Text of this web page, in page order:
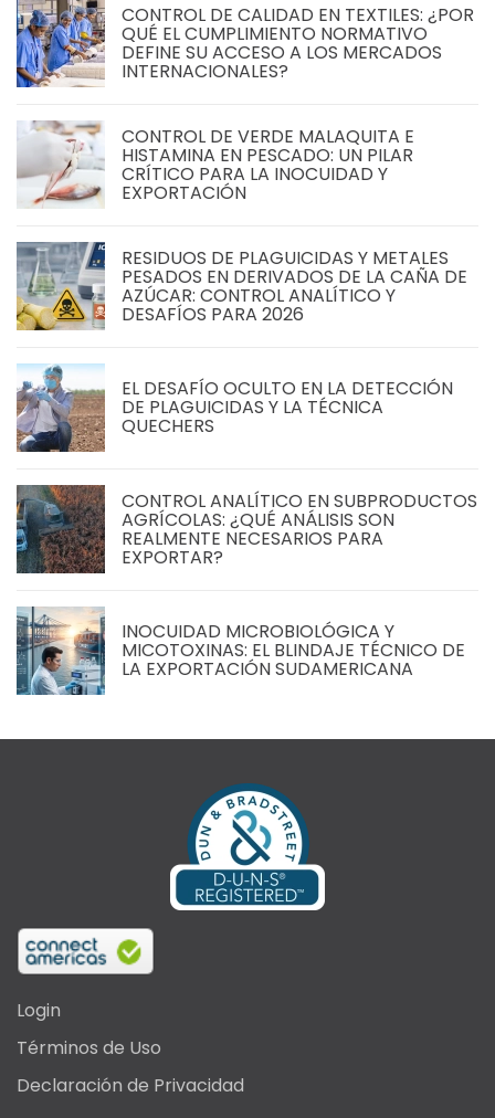
CONTROL DE CALIDAD EN TEXTILES: ¿POR
QUÉ EL CUMPLIMIENTO NORMATIVO
DEFINE SU ACCESO A LOS MERCADOS
INTERNACIONALES?
CONTROL DE VERDE MALAQUITA E
HISTAMINA EN PESCADO: UN PILAR
CRÍTICO PARA LA INOCUIDAD Y
EXPORTACIÓN
RESIDUOS DE PLAGUICIDAS Y METALES
PESADOS EN DERIVADOS DE LA CAÑA DE
AZÚCAR: CONTROL ANALÍTICO Y
DESAFÍOS PARA 2026
EL DESAFÍO OCULTO EN LA DETECCIÓN
DE PLAGUICIDAS Y LA TÉCNICA
QUECHERS
CONTROL ANALÍTICO EN SUBPRODUCTOS
AGRÍCOLAS: ¿QUÉ ANÁLISIS SON
REALMENTE NECESARIOS PARA
EXPORTAR?
INOCUIDAD MICROBIOLÓGICA Y
MICOTOXINAS: EL BLINDAJE TÉCNICO DE
LA EXPORTACIÓN SUDAMERICANA
Login
Términos de Uso
Declaración de Privacidad